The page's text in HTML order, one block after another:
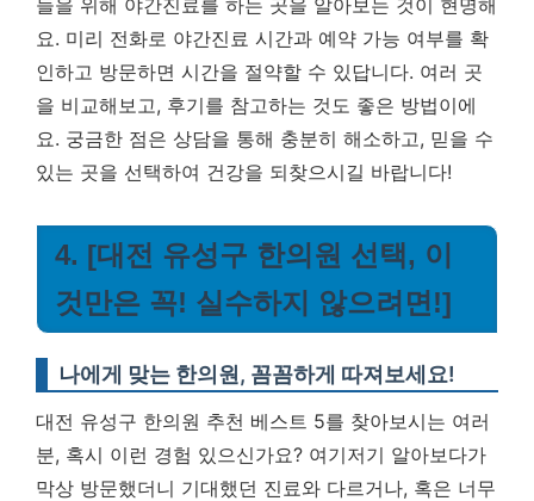
들을 위해 야간진료를 하는 곳을 알아보는 것이 현명해
요. 미리 전화로 야간진료 시간과 예약 가능 여부를 확
인하고 방문하면 시간을 절약할 수 있답니다. 여러 곳
을 비교해보고, 후기를 참고하는 것도 좋은 방법이에
요. 궁금한 점은 상담을 통해 충분히 해소하고, 믿을 수
있는 곳을 선택하여 건강을 되찾으시길 바랍니다!
4. [대전 유성구 한의원 선택, 이
것만은 꼭! 실수하지 않으려면!]
나에게 맞는 한의원, 꼼꼼하게 따져보세요!
대전 유성구 한의원 추천 베스트 5를 찾아보시는 여러
분, 혹시 이런 경험 있으신가요? 여기저기 알아보다가
막상 방문했더니 기대했던 진료와 다르거나, 혹은 너무